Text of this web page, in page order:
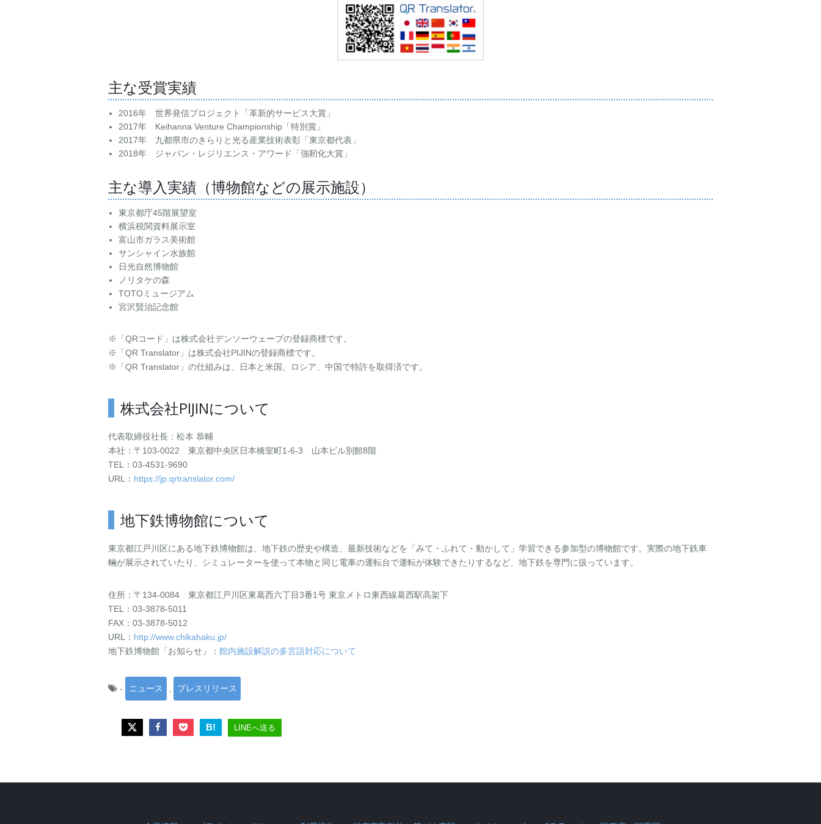
主な受賞実績
2016年 世界発信プロジェクト「革新的サービス大賞」
2017年 Keihanna Venture Championship「特別賞」
2017年 九都県市のきらりと光る産業技術表彰「東京都代表」
2018年 ジャパン・レジリエンス・アワード「強靭化大賞」
主な導入実績（博物館などの展示施設）
東京都庁45階展望室
横浜税関資料展示室
富山市ガラス美術館
サンシャイン水族館
日光自然博物館
ノリタケの森
TOTOミュージアム
宮沢賢治記念館
※「QRコード」は株式会社デンソーウェーブの登録商標です。
※「QR Translator」は株式会社PIJINの登録商標です。
※「QR Translator」の仕組みは、日本と米国、ロシア、中国で特許を取得済です。
株式会社PIJINについて
代表取締役社長：松本 恭輔
本社：〒103-0022 東京都中央区日本橋室町1-6-3 山本ビル別館8階
TEL：03-4531-9690
URL： https://jp.qrtranslator.com/
地下鉄博物館について
東京都江戸川区にある地下鉄博物館は、地下鉄の歴史や構造、最新技術などを「みて・ふれて・動かして」学習できる参加型の博物館です。実際の地下鉄車
輛が展示されていたり、シミュレーターを使って本物と同じ電車の運転台で運転が体験できたりするなど、地下鉄を専門に扱っています。
住所：〒134-0084 東京都江戸川区東葛西六丁目3番1号 東京メトロ東西線葛西駅高架下
TEL：03-3878-5011
FAX：03-3878-5012
URL： http://www.chikahaku.jp/
地下鉄博物館「お知らせ」： 館内施設解説の多言語対応について
- ニュース プレスリリース
B! LINEへ送る